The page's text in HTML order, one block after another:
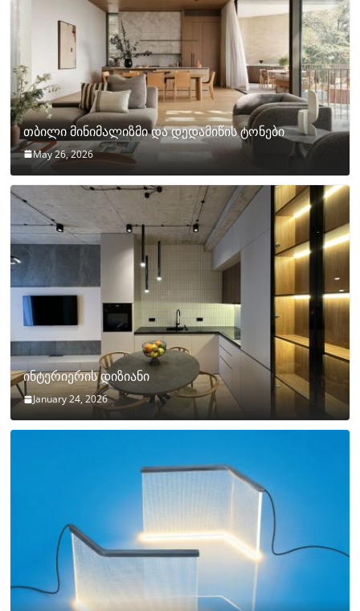
თბილი მინიმალიზმი და დედამიწის ტონები
May 26, 2026
ინტერიერის დიზიანი
January 24, 2026